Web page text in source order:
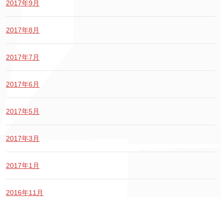
2017年9月
2017年8月
2017年7月
2017年6月
2017年5月
2017年3月
2017年1月
2016年11月